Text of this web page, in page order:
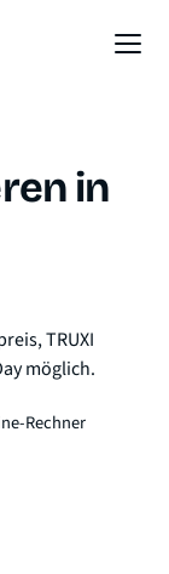
in
TRUXI
möglich.
Rechner